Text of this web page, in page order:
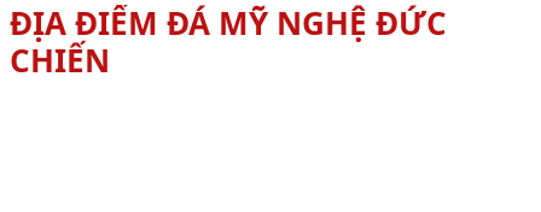
ĐỊA ĐIỂM ĐÁ MỸ NGHỆ ĐỨC
CHIẾN